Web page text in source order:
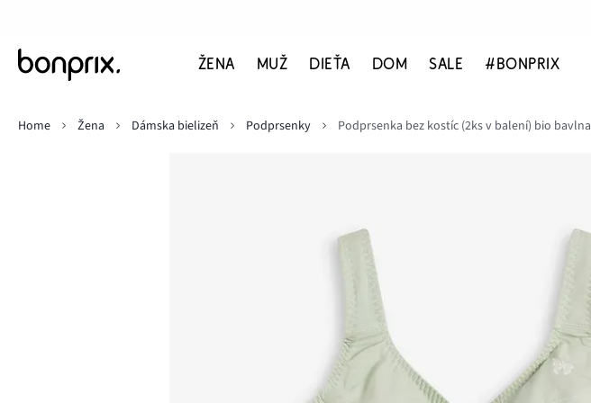
ŽENA MUŽ DIEŤA DOM SALE #BONPRIX
Home
Žena Dámska bielizeň Podprsenky Podprsenka bez kostíc (2ks v balení) bio bavlna